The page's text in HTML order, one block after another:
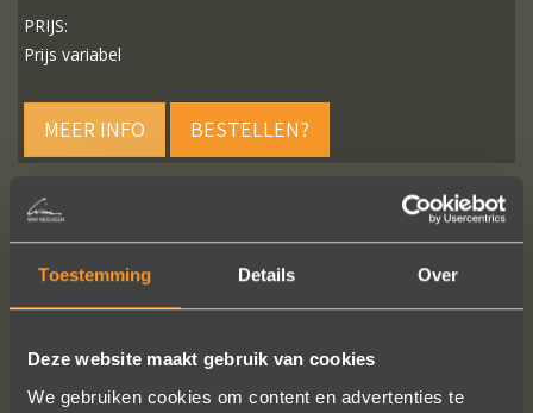
Toestemming Details Over
Deze website maakt gebruik van cookies
We gebruiken cookies om content en advertenties te
PRIJS:
Prijs variabel
MEER INFO BESTELLEN?
VOLG ONS OP SOCIALE MEDIA